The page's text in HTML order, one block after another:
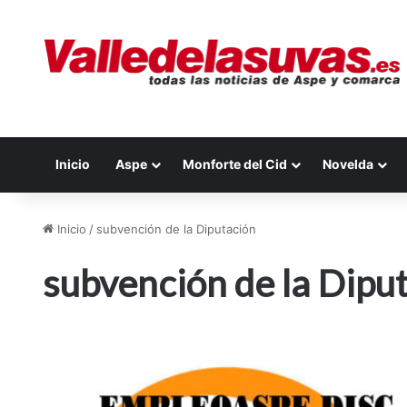
Inicio Aspe Monforte del Cid Novelda
Inicio / subvención de la Diputación
subvención de la